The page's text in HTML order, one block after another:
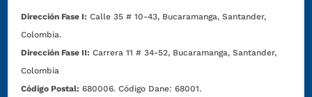
Dirección Fase I: Calle 35 # 10-43, Bucaramanga, Santander,
Colombia.
Dirección Fase II: Carrera 11 # 34-52, Bucaramanga, Santander,
Colombia
Código Postal: 680006. Código Dane: 68001.